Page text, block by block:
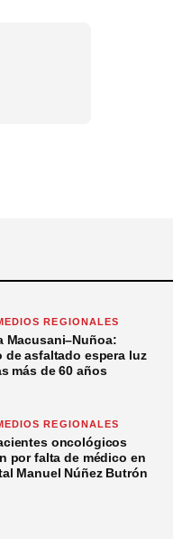
REGIONALES
Macusani–Nuñoa:
de asfaltado espera luz
más de 60 años
REGIONALES
oncológicos
por falta de médico en
Manuel Núñez Butrón